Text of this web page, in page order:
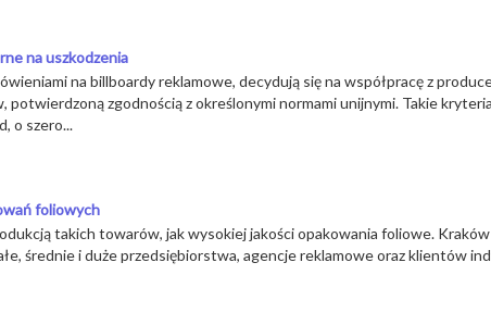
na uszkodzenia
na billboardy reklamowe, decydują się na współpracę z
potwierdzoną zgodnością z określonymi normami unijnymi. Takie
o szero...
foliowych
takich towarów, jak wysokiej jakości opakowania foliowe.
średnie i duże przedsiębiorstwa, agencje reklamowe oraz klientów